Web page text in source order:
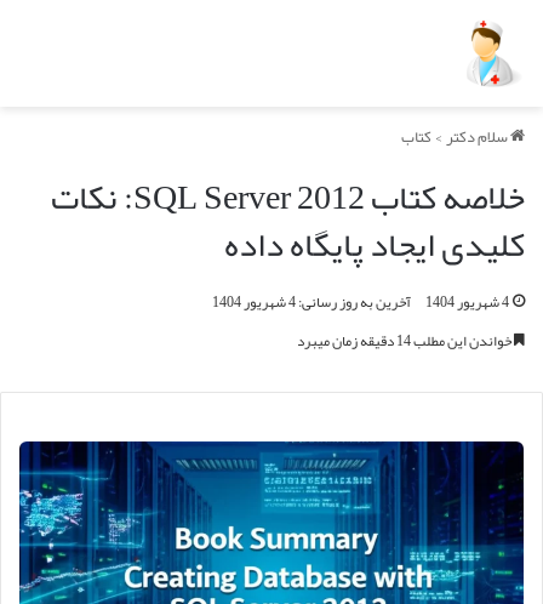
سلام دکتر>کتاب
خلاصه کتاب SQL Server 2012: نکات
کلیدی ایجاد پایگاه داده
4 شهریور 1404
آخرین به روز رسانی: 4 شهریور 1404
خواندن این مطلب 14 دقیقه زمان میبرد